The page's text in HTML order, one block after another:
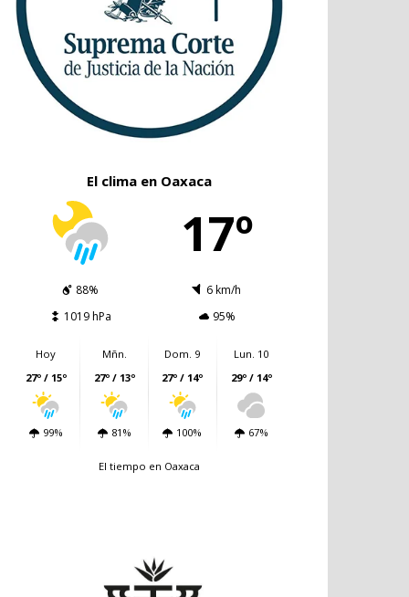
El clima en Oaxaca
17º
88%
6 km/h
1019 hPa
95%
Hoy
27º / 15º
99%
Mñn.
27º / 13º
81%
Dom. 9
27º / 14º
100%
Lun. 10
29º / 14º
67%
El tiempo en Oaxaca